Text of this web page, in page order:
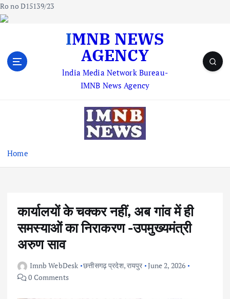
Ro no D15139/23
IMNB NEWS
AGENCY
lndia Media Network Bureau-
IMNB News Agency
Home
कार्यालयों के चक्कर नहीं, अब गांव में ही
समस्याओं का निराकरण -उपमुख्यमंत्री
अरुण साव
Imnb WebDesk छत्तीसगढ़ प्रदेश,रायपुर June 2, 2026
0 Comments